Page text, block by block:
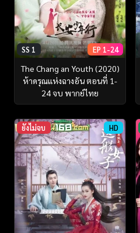
SS 1 EP 1-24
The Chang an Youth (2020)
ห้าดรุณแห่งฉางอัน ตอนที่ 1-
24 จบ พากย์ไทย
ยังไม่จบ HD